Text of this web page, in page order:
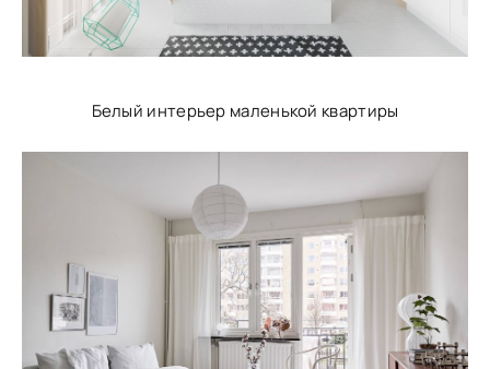
Белый интерьер маленькой квартиры